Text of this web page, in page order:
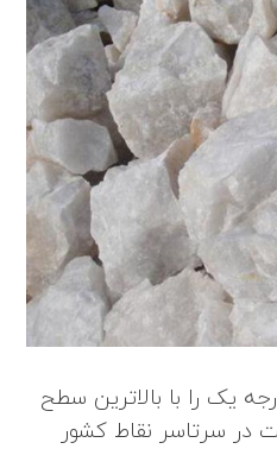
یک را با بالاترین سطح
سرتاسر نقاط کشور